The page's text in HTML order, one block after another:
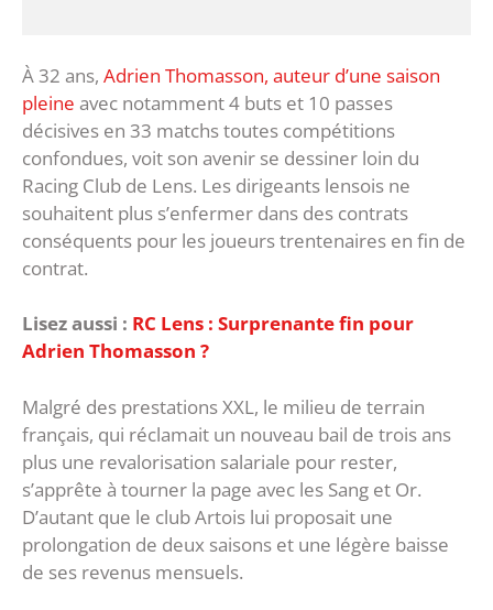
À 32 ans, Adrien Thomasson, auteur d’une saison
pleine avec notamment 4 buts et 10 passes
décisives en 33 matchs toutes compétitions
confondues, voit son avenir se dessiner loin du
Racing Club de Lens. Les dirigeants lensois ne
souhaitent plus s’enfermer dans des contrats
conséquents pour les joueurs trentenaires en fin de
contrat.
Lisez aussi : RC Lens : Surprenante fin pour
Adrien Thomasson ?
Malgré des prestations XXL, le milieu de terrain
français, qui réclamait un nouveau bail de trois ans
plus une revalorisation salariale pour rester,
s’apprête à tourner la page avec les Sang et Or.
D’autant que le club Artois lui proposait une
prolongation de deux saisons et une légère baisse
de ses revenus mensuels.